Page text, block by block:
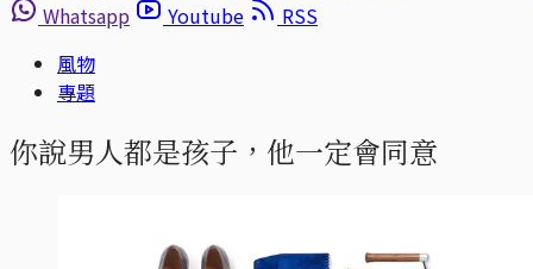
Whatsapp
Youtube
RSS
風物
專題
你說男人都是孩子，他一定會同意